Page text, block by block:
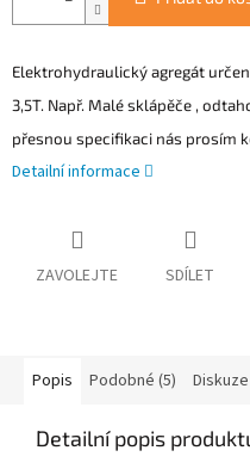
Elektrohydraulický agregát
3,5T. Např. Malé sklápěče ,
přesnou specifikaci nás prosím
Detailní informace
ZAVOLEJTE SDÍLET
Popis Podobné (5) Diskuze
Detailní popis